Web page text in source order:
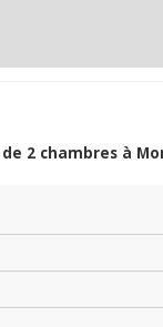
2 chambres à